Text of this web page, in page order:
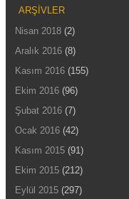
ARŞIVLER
Nisan 2018(2)
Aralık 2016(8)
Kasım 2016(155)
Ekim 2016(96)
Şubat 2016(7)
Ocak 2016(42)
Kasım 2015(91)
Ekim 2015(212)
Eylül 2015(297)